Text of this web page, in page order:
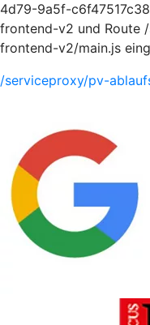
4d79-9a5f-
frontend-v2 und Route
frontend-v2/main.js
/serviceproxy/pv-